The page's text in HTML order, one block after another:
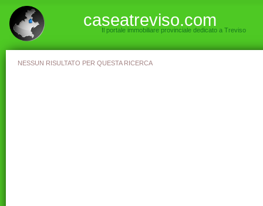
caseatreviso.com
Il portale immobiliare provinciale dedicato a Treviso
NESSUN RISULTATO PER QUESTA RICERCA